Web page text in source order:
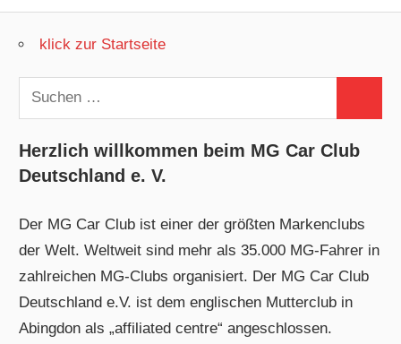
klick zur Startseite
Suchen
nach:
Herzlich willkommen beim MG Car Club
Deutschland e. V.
Der MG Car Club ist einer der größten Markenclubs
der Welt. Weltweit sind mehr als 35.000 MG-Fahrer in
zahlreichen MG-Clubs organisiert. Der MG Car Club
Deutschland e.V. ist dem englischen Mutterclub in
Abingdon als „affiliated centre“ angeschlossen.